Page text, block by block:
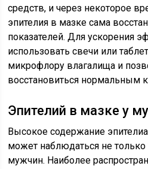
средств, и через некоторое
эпителия в мазке сама
показателей. Для ускорения
использовать свечи или
микрофлору влагалища и
восстановиться нормальным
Эпителий в мазке у
Высокое содержание
может наблюдаться не
мужчин. Наиболее